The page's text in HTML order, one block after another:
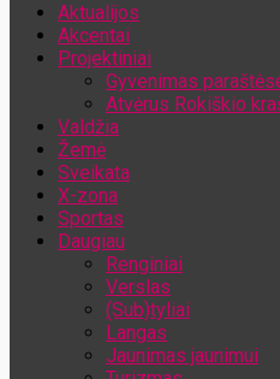
Aktualijos
Akcentai
Projektiniai
Gyvenimas
Atvėrus Rokiškio
Valdžia
Žemė
Sveikata
X-zona
Sportas
Daugiau
Renginiai
Verslas
(Sub)tyliai
Langas
Jaunimas jaunimui